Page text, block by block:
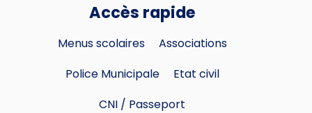
Accès rapide
Menus scolaires
Associations
Police Municipale
Etat civil
CNI / Passeport